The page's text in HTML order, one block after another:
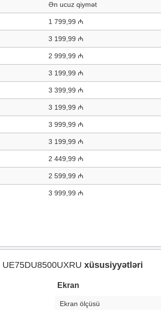
Ən ucuz qiymət
1 799,99 ₼
3 199,99 ₼
2 999,99 ₼
3 199,99 ₼
3 399,99 ₼
3 199,99 ₼
3 999,99 ₼
3 199,99 ₼
2 449,99 ₼
2 599,99 ₼
3 999,99 ₼
UE75DU8500UXRU xüsusiyyətləri
Ekran
Ekran ölçüsü